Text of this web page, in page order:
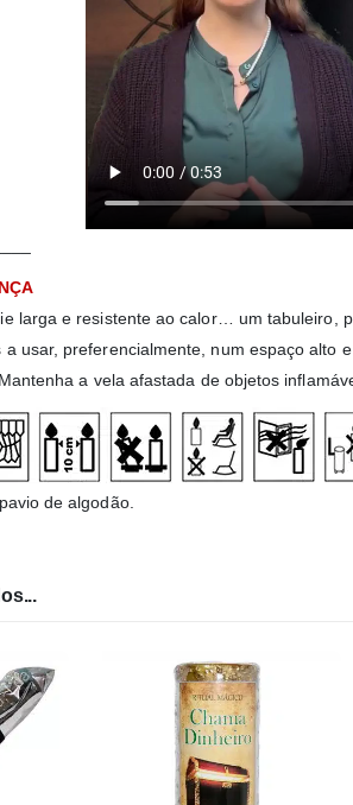
larga e resistente ao calor… um tabuleiro,
a usar, preferencialmente, num espaço
a vela afastada de objetos
de algodão.